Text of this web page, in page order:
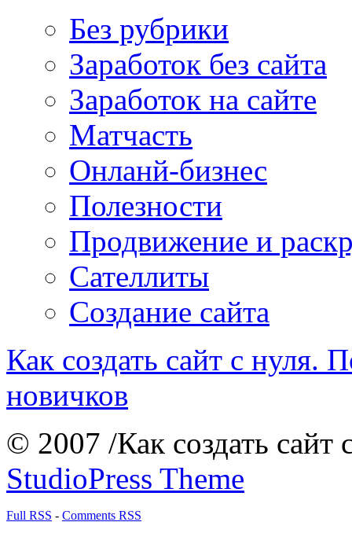
Без рубрики
Заработок без сайта
Заработок на сайте
Матчасть
Онланй-бизнес
Полезности
Продвижение и
Сателлиты
Создание сайта
Как создать сайт с нуля.
новичков
© 2007 /Как создать сайт
StudioPress Theme
Full RSS - Comments RSS